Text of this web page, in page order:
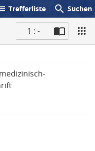
Trefferliste search Suchen
1 : -